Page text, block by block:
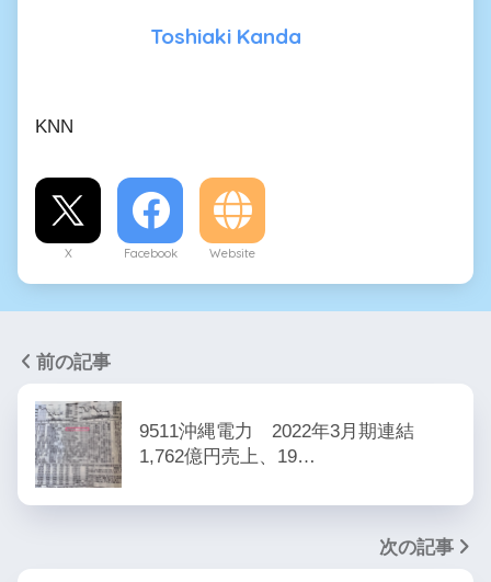
Toshiaki Kanda
KNN
X Facebook Website
前の記事
9511沖縄電力 2022年3月期連結
1,762億円売上、19…
次の記事